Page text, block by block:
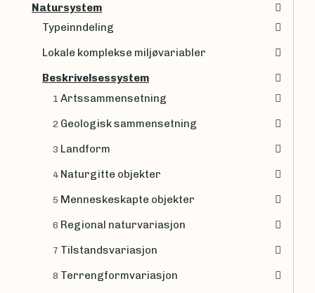
Natursystem
Typeinndeling
Lokale komplekse miljøvariabler
Beskrivelsessystem
1 Artssammensetning
2 Geologisk sammensetning
3 Landform
4 Naturgitte objekter
5 Menneskeskapte objekter
6 Regional naturvariasjon
7 Tilstandsvariasjon
8 Terrengformvariasjon